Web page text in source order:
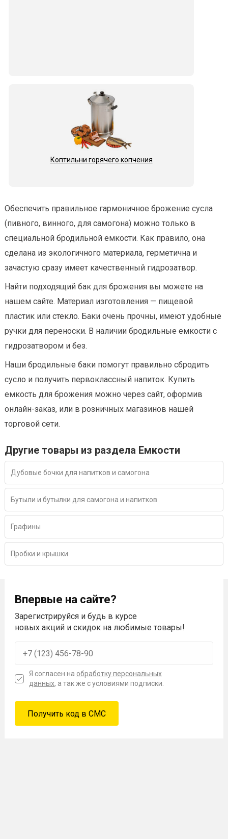
Коптильни горячего копчения
Обеспечить правильное гармоничное брожение сусла
(пивного, винного, для самогона) можно только в
специальной бродильной емкости. Как правило, она
сделана из экологичного материала, герметична и
зачастую сразу имеет качественный гидрозатвор.
Найти подходящий бак для брожения вы можете на
нашем сайте. Материал изготовления — пищевой
пластик или стекло. Баки очень прочны, имеют удобные
ручки для переноски. В наличии бродильные емкости с
гидрозатвором и без.
Наши бродильные баки помогут правильно сбродить
сусло и получить первоклассный напиток. Купить
емкость для брожения можно через сайт, оформив
онлайн-заказ, или в розничных магазинов нашей
торговой сети.
Другие товары из раздела Емкости
Дубовые бочки для напитков и самогона
Бутыли и бутылки для самогона и напитков
Графины
Пробки и крышки
Впервые на сайте?
Зарегистрируйся и будь в курсе
новых акций и скидок на любимые товары!
Я согласен на обработку персональных
данных, а так же с условиями подписки.